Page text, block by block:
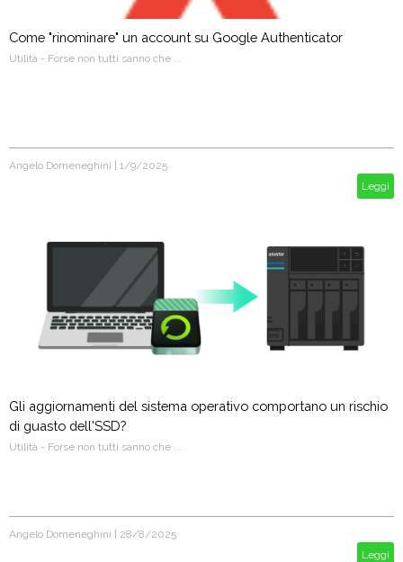
Come "rinominare" un account su Google Authenticator
Utilità - Forse non tutti sanno che ...
Angelo Domeneghini
1/9/2025
Leggi
Gli aggiornamenti del sistema operativo comportano un rischio
di guasto dell'SSD?
Utilità - Forse non tutti sanno che ...
Angelo Domeneghini
28/8/2025
Leggi